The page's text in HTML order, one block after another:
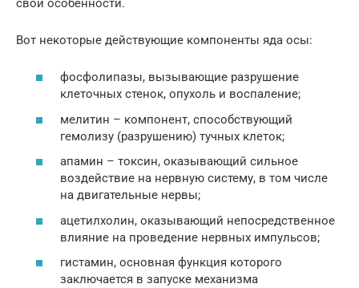
свои особенности.
Вот некоторые действующие компоненты яда осы:
фосфолипазы, вызывающие разрушение
клеточных стенок, опухоль и воспаление;
мелитин – компонент, способствующий
гемолизу (разрушению) тучных клеток;
апамин – токсин, оказывающий сильное
воздействие на нервную систему, в том числе
на двигательные нервы;
ацетилхолин, оказывающий непосредственное
влияние на проведение нервных импульсов;
гистамин, основная функция которого
заключается в запуске механизма